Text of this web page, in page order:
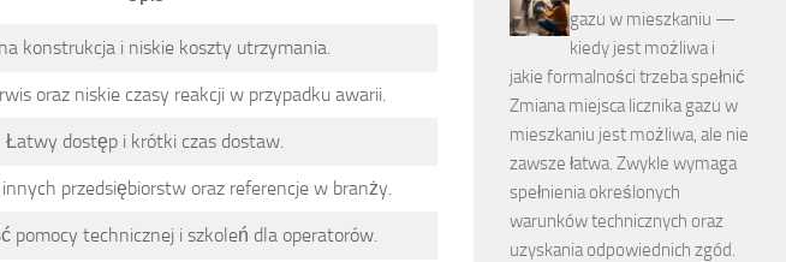
konstrukcja i niskie koszty utrzymania.
oraz niskie czasy reakcji w przypadku awarii.
Łatwy dostęp i krótki czas dostaw.
innych przedsiębiorstw oraz referencje w branży.
pomocy technicznej i szkoleń dla operatorów.
gazu w mieszkaniu —
kiedy jest możliwa i
jakie formalności trzeba spełnić
Zmiana miejsca licznika gazu w
mieszkaniu jest możliwa, ale nie
zawsze łatwa. Zwykle wymaga
spełnienia określonych
warunków technicznych oraz
uzyskania odpowiednich zgód.